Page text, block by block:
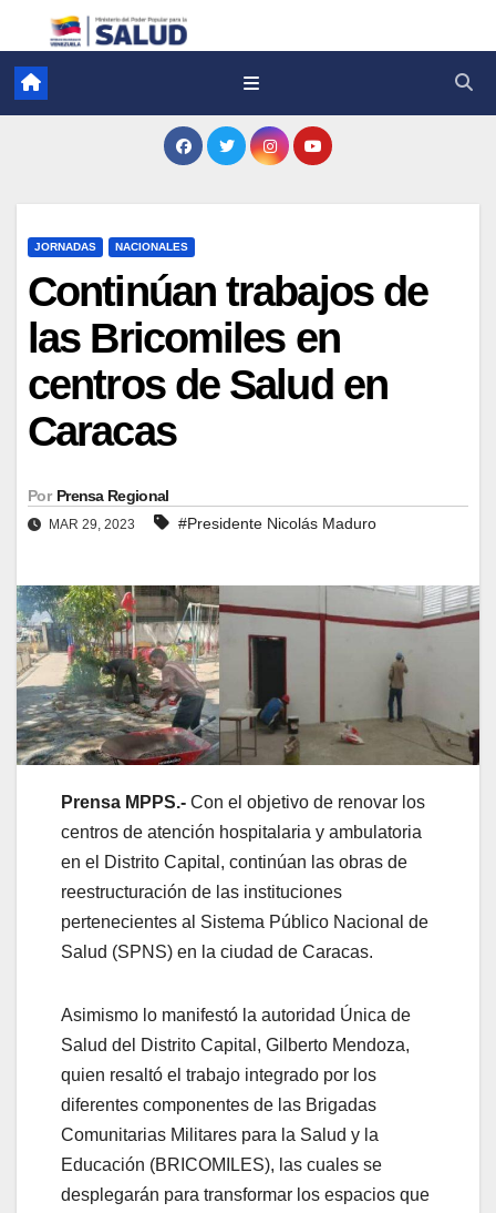
JORNADAS NACIONALES
Continúan trabajos de
las Bricomiles en
centros de Salud en
Caracas
Por Prensa Regional
MAR 29, 2023 #Presidente Nicolás Maduro
Prensa MPPS.- Con el objetivo de renovar los
centros de atención hospitalaria y ambulatoria
en el Distrito Capital, continúan las obras de
reestructuración de las instituciones
pertenecientes al Sistema Público Nacional de
Salud (SPNS) en la ciudad de Caracas.
Asimismo lo manifestó la autoridad Única de
Salud del Distrito Capital, Gilberto Mendoza,
quien resaltó el trabajo integrado por los
diferentes componentes de las Brigadas
Comunitarias Militares para la Salud y la
Educación (BRICOMILES), las cuales se
desplegarán para transformar los espacios que